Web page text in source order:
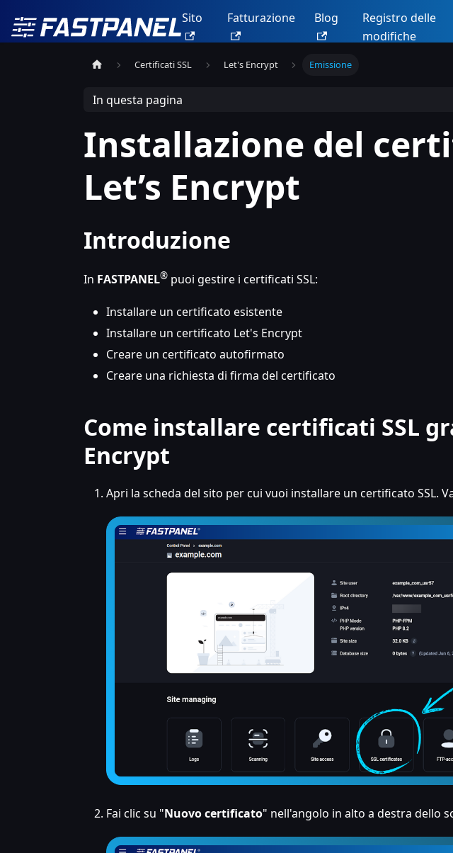
Sito Fatturazione Blog
Registro delle
modifiche
Certificati SSL Let's Encrypt Emissione
In questa pagina
Installazione del
Let’s Encrypt
Introduzione
In FASTPANEL® puoi gestire i certificati SSL:
Installare un certificato esistente
Installare un certificato Let's Encrypt
Creare un certificato autofirmato
Creare una richiesta di firma del certificato
Come installare certificati SSL
Encrypt
Apri la scheda del sito per cui vuoi installare un certificato SSL.
Fai clic su "Nuovo certificato" nell'angolo in alto a destra dello